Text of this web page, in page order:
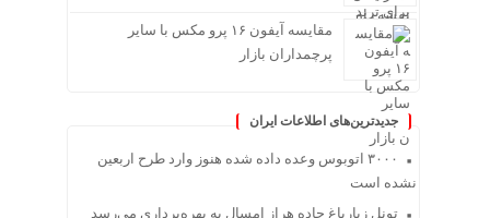
مقایسه آیفون ۱۶ پرو مکس با سایر
پرچمداران بازار
جدیدترین‌های اطلاعات ایران
۳۰۰۰ اتوبوس وعده داده شده هنوز وارد طرح اربعین
نشده است
تونل زیارباغ جاده هراز امسال به بهره‌برداری می‌رسد